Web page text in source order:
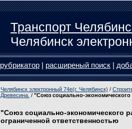
Транспорт
Челябинск
рубрикатор | расширеный поиск |
Челябинск электронный 74e(г. Челябинск) /
Древесина. / "Союз социально-экономического
"Союз социально-экономического
ограниченной ответственностью